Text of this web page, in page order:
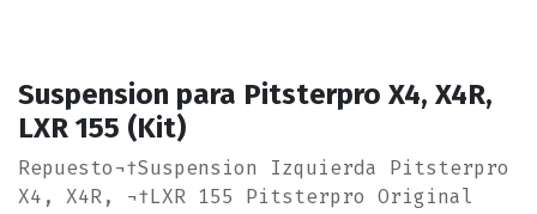
Suspension para Pitsterpro X4, X4R,
LXR 155 (Kit)
Repuesto¬†Suspension Izquierda Pitsterpro
X4, X4R, ¬†LXR 155 Pitsterpro Original